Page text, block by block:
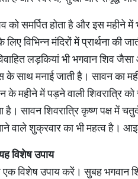
को समर्पित होता है और इस
विभिन्न मंदिरों में प्रार्थना
लड़कियां भी भगवान शिव
के साथ मनाई जाती है। सावन का
महीने में पड़ने वाली शिवरात्रि
है। सावन शिवरात्रि कृष्ण पक्ष में
वाले शुक्रवार का भी महत्‍व है।
विशेष उपाय
विशेष उपाय करें। सुबह भगवान